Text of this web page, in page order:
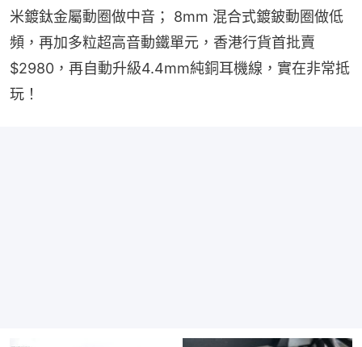
米鍍鈦金屬動圈做中音； 8mm 混合式鍍鈹動圈做低
頻，再加多粒超高音動鐵單元，香港行貨首批賣
$2980，再自動升級4.4mm純銅耳機線，實在非常抵
玩！